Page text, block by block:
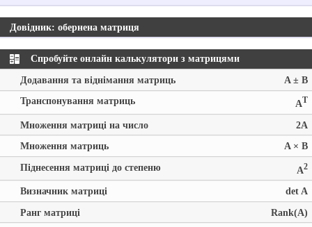
Довідник: обернена матриця
Спробуйте онлайн калькулятори з матрицями
A ± B
Додавання та віднімання матриць
AT
Транспонування матриць
2A
Множення матриці на число
A × B
Множення матриць
A2
Піднесення матриці до степеню
det A
Визначник матриці
Rank(A)
Ранг матриці